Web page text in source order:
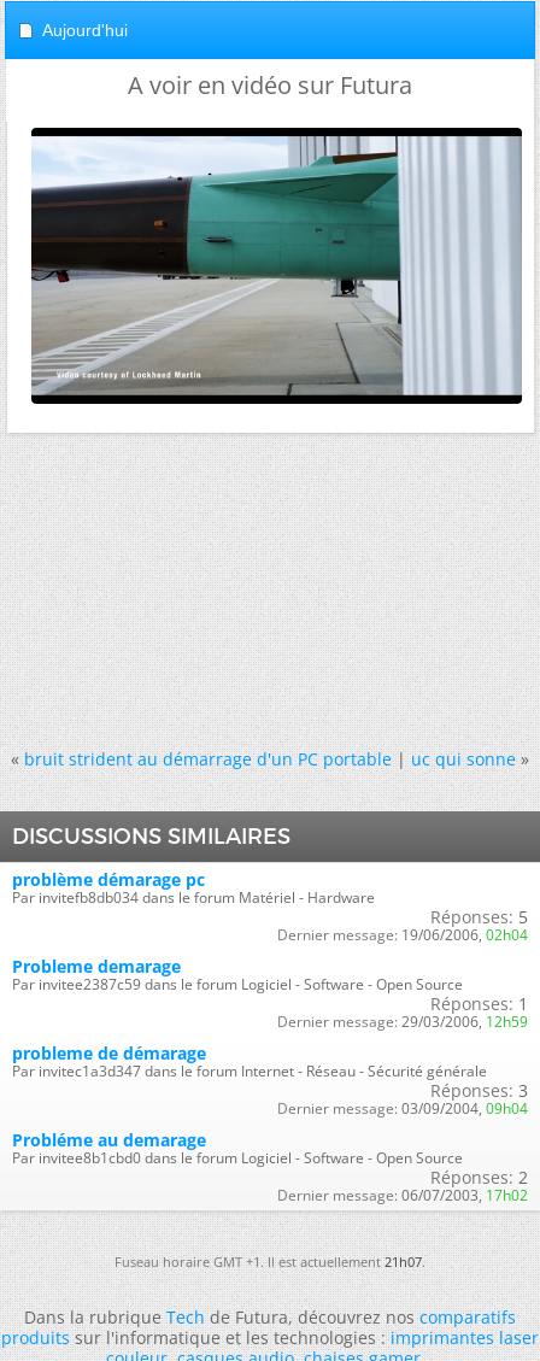
Aujourd'hui
A voir en vidéo sur Futura
« bruit strident au démarrage d'un PC portable|uc qui sonne »
DISCUSSIONS SIMILAIRES
problème démarage pc
Par invitefb8db034 dans le forum Matériel - Hardware
Réponses: 5
Dernier message: 19/06/2006, 02h04
Probleme demarage
Par invitee2387c59 dans le forum Logiciel - Software - Open Source
Réponses: 1
Dernier message: 29/03/2006, 12h59
probleme de démarage
Par invitec1a3d347 dans le forum Internet - Réseau - Sécurité générale
Réponses: 3
Dernier message: 03/09/2004, 09h04
Probléme au demarage
Par invitee8b1cbd0 dans le forum Logiciel - Software - Open Source
Réponses: 2
Dernier message: 06/07/2003, 17h02
Fuseau horaire GMT +1. Il est actuellement21h07.
Dans la rubriqueTechde Futura, découvrez noscomparatifs
produitssur l'informatique et les technologies :imprimantes laser